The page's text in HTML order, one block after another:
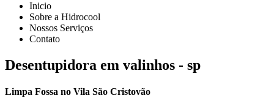
Inicio
Sobre a Hidrocool
Nossos Serviços
Contato
Desentupidora em valinhos - sp
Limpa Fossa no Vila São Cristovão